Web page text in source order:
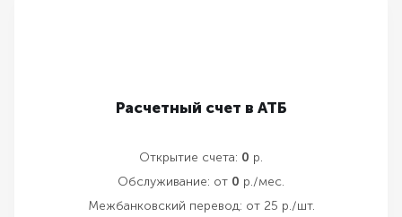
Расчетный счет в АТБ
Открытие счета: 0 р.
Обслуживание: от 0 р./мес.
Межбанковский перевод: от 25 р./шт.